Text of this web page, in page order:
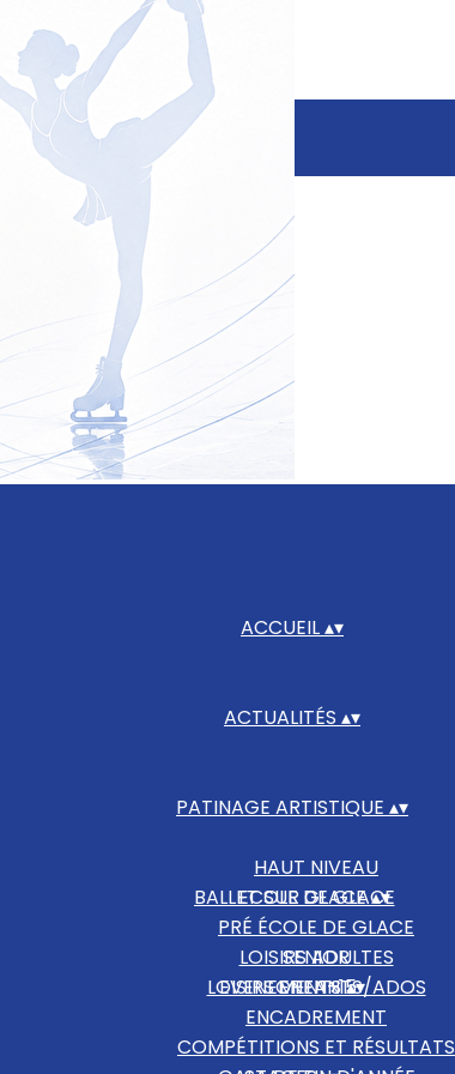
ACCUEIL▴▾
ACTUALITÉS ▴▾
PATINAGE ARTISTIQUE ▴▾
HAUT NIVEAU
ECOLE DE GLACE
PRÉ ÉCOLE DE GLACE
LOISIRS ADULTES
LOISIRS ENFANTS/ADOS
ENCADREMENT
BALLET SUR GLACE▴▾
SENIOR
OPEN+15
EVENEMENTS▴▾
COMPÉTITIONS ET RÉSULTATS